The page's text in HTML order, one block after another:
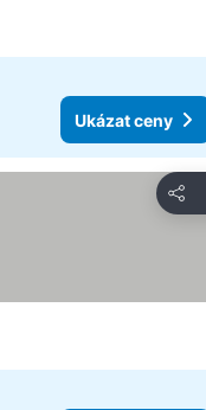
Ukázat ceny
Sdílet